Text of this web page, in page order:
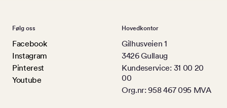
Følg oss
Facebook
Instagram
Pinterest
Youtube
Hovedkontor
Gilhusveien 1
3426 Gullaug
Kundeservice: 31 00 20
00
Org.nr: 958 467 095 MVA